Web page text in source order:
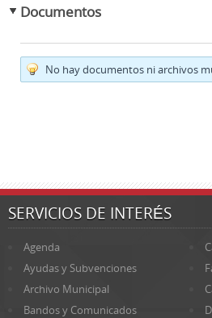
Documentos
No hay documentos ni archivos
SERVICIOS DE INTERÉS
Agenda
Ayudas y Subvenciones
Archivo Municipal
Bandos y Comunicados